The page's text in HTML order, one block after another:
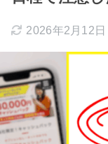
2026年2月12日